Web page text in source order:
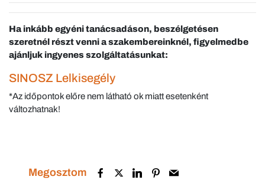
Ha inkább egyéni tanácsadáson, beszélgetésen
szeretnél részt venni a szakembereinknél, figyelmedbe
ajánljuk ingyenes szolgáltatásunkat:
SINOSZ Lelkisegély
*Az időpontok előre nem látható ok miatt esetenként
változhatnak!
Megosztom